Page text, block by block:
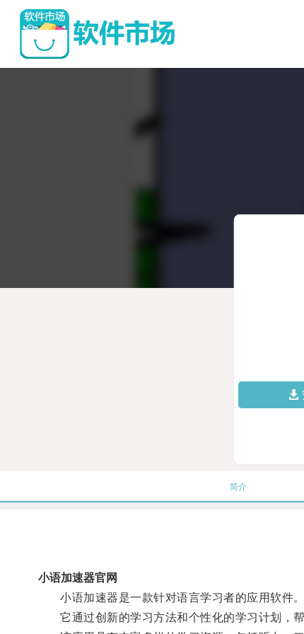
简介
小语加速器官网
小语加速器是一款针对语言学习者的应用软件。
它通过创新的学习方法和个性化的学习计划，帮